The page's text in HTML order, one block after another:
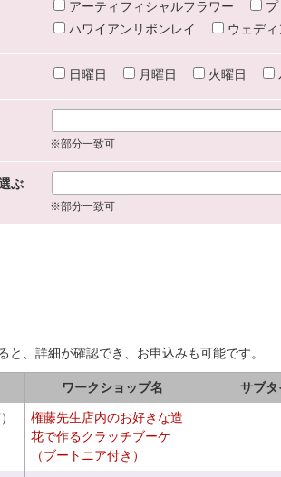
アーティフィシャルフラワー
ハワイアンリボンレイ
ウェデ
日曜日 月曜日 火曜日
※部分一致可
ぶ
※部分一致可
と、詳細が確認でき、お申込みも可能です。
ワークショップ名 サブ
権藤先生店内のお好きな造
花で作るクラッチブーケ
（ブートニア付き）